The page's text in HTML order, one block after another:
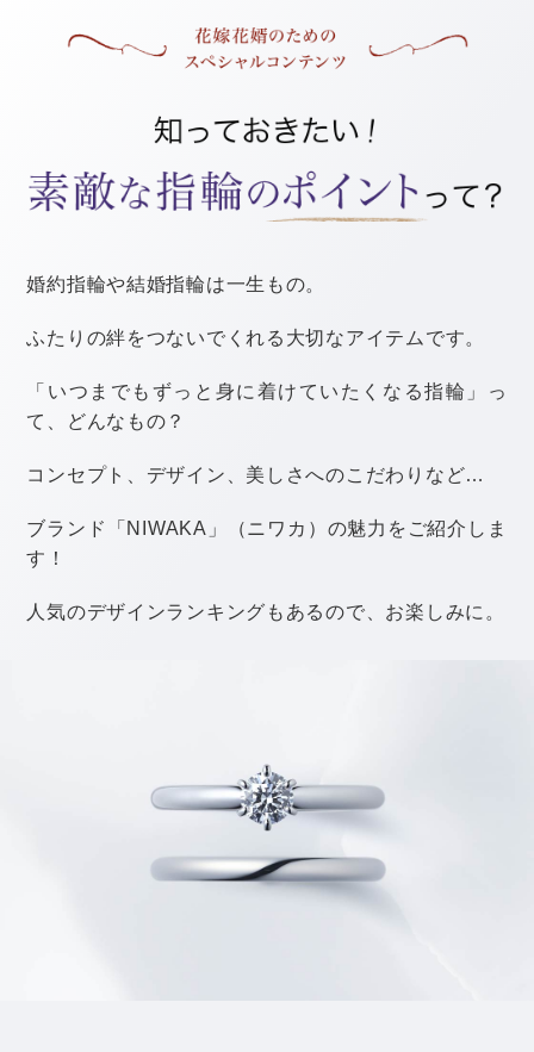
買って良かった！
なんて声もあがっています。
購入するタイミングはいつでもかまいませんが、結婚し
す。
ドが留められた「エタニティリング」が人気。
また、「エタニティ」は「永遠」という意味で、「これ
からもずっと一緒にいよう」という気持ちを込めて贈る
ことができるのも、素敵なところです。